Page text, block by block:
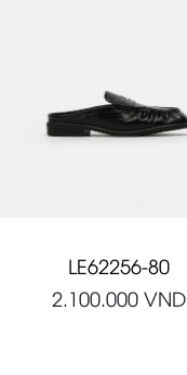
LE62256-80
2.100.000 VND